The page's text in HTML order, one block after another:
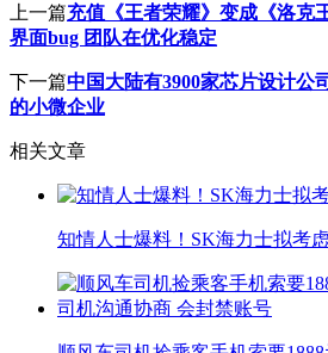
上一篇充值《王者荣耀》变成《洛克
界面bug 团队在优化稳定
下一篇中国大陆有3900家芯片设计公
的小微企业
相关文章
知情人士爆料！SK海力士拟考